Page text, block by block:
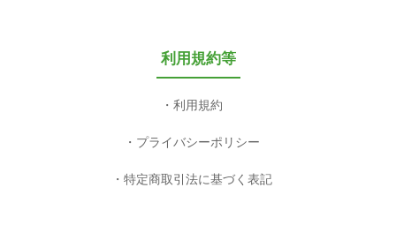
利用規約等
利用規約
プライバシーポリシー
特定商取引法に基づく表記